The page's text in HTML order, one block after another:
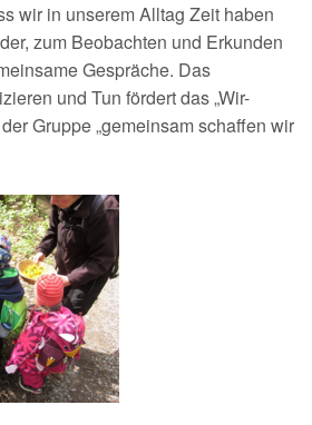
wir in unserem Alltag Zeit haben
zum Beobachten und Erkunden
Gespräche. Das
und Tun fördert das „Wir-
Gruppe „gemeinsam schaffen wir